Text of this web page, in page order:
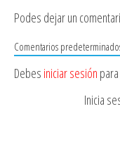
Podes dejar un
Comentarios
Debes iniciar sesión
Inicia